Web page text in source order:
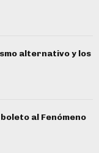
alternativo y los
al Fenómeno